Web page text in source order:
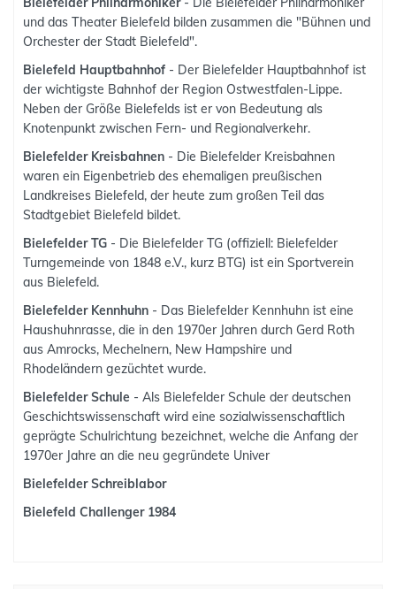
und das Theater Bielefeld bilden zusammen die "Bühnen und
Orchester der Stadt Bielefeld".
Bielefeld Hauptbahnhof - Der Bielefelder Hauptbahnhof ist
der wichtigste Bahnhof der Region Ostwestfalen-Lippe.
Neben der Größe Bielefelds ist er von Bedeutung als
Knotenpunkt zwischen Fern- und Regionalverkehr.
Bielefelder Kreisbahnen - Die Bielefelder Kreisbahnen
waren ein Eigenbetrieb des ehemaligen preußischen
Landkreises Bielefeld, der heute zum großen Teil das
Stadtgebiet Bielefeld bildet.
Bielefelder TG - Die Bielefelder TG (offiziell: Bielefelder
Turngemeinde von 1848 e.V., kurz BTG) ist ein Sportverein
aus Bielefeld.
Bielefelder Kennhuhn - Das Bielefelder Kennhuhn ist eine
Haushuhnrasse, die in den 1970er Jahren durch Gerd Roth
aus Amrocks, Mechelnern, New Hampshire und
Rhodeländern gezüchtet wurde.
Bielefelder Schule - Als Bielefelder Schule der deutschen
Geschichtswissenschaft wird eine sozialwissenschaftlich
geprägte Schulrichtung bezeichnet, welche die Anfang der
1970er Jahre an die neu gegründete Univer
Bielefelder Schreiblabor
Bielefeld Challenger 1984